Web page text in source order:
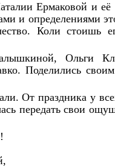
Ермаковой и её
и определениями
Коли стоишь
Ольги
Поделились
От праздника у
передать свои